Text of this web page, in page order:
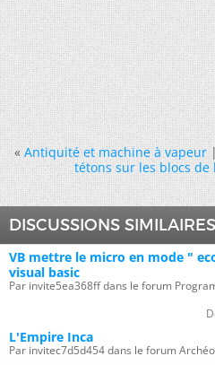
« Antiquité et machine à vapeur
tétons sur les blocs de
DISCUSSIONS SIMILAIRES
VB mettre le micro en mode "
visual basic
Par invite5ea368ff dans le forum
L'Empire Inca
Par invitec7d5d454 dans le forum